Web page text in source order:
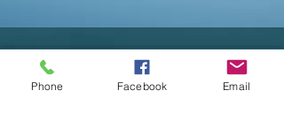
Phone Facebook Email